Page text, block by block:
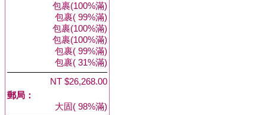
包裹(100%滿)
包裹( 99%滿)
包裹(100%滿)
包裹(100%滿)
包裹( 99%滿)
包裹( 31%滿)
NT $26,268.00
郵局：
大固( 98%滿)